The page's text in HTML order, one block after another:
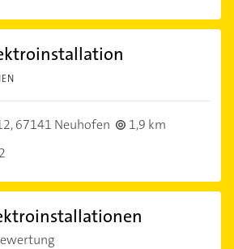
67141 Neuhofen
1,9 km